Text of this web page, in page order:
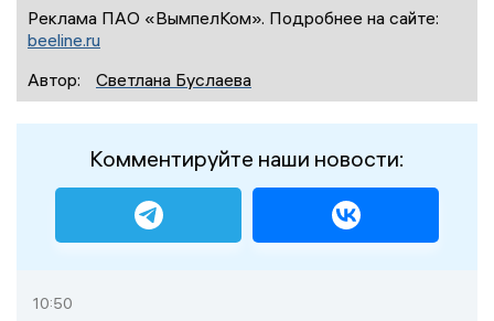
Реклама ПАО «ВымпелКом». Подробнее на сайте:
beeline.ru
Автор:
Светлана Буслаева
Комментируйте наши новости:
10:50